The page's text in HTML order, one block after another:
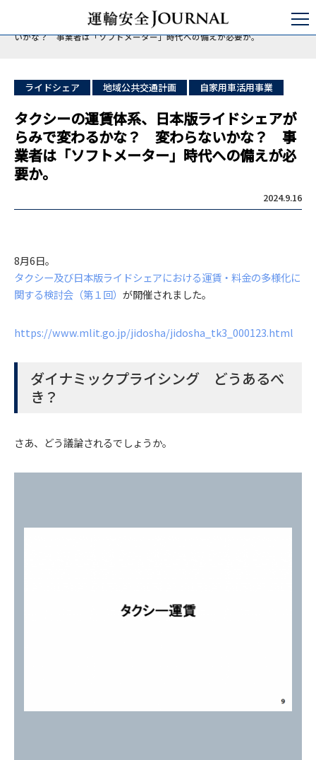
特集
ライドシェア・自家用有償運送事業
タクシーの運賃体系、日本版ライドシェアがらみで変わるかな？ 変わらな
いかな？ 事業者は「ソフトメーター」時代への備えが必要か。
ライドシェア 地域公共交通計画 自家用車活用事業
タクシーの運賃体系、日本版ライドシェアが
らみで変わるかな？ 変わらないかな？ 事
業者は「ソフトメーター」時代への備えが必
要か。
2024.9.16
8月6日。
タクシー及び日本版ライドシェアにおける運賃・料金の多様化に
関する検討会（第１回） が開催されました。
https://www.mlit.go.jp/jidosha/jidosha_tk3_000123.html
ダイナミックプライシング どうあるべ
き？
さあ、どう議論されるでしょうか。